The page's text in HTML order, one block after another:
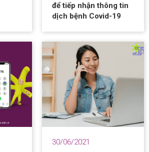
để tiếp nhận thông tin
dịch bệnh Covid-19
30/06/2021